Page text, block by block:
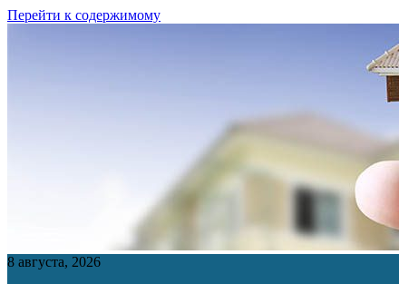
Перейти к содержимому
8 августа, 2026